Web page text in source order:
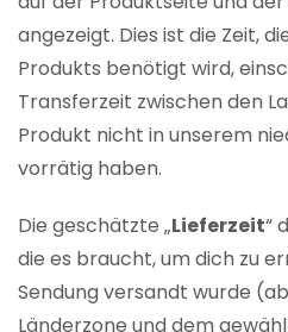
angezeigt. Dies ist die Zeit,
Produkts benötigt wird,
Transferzeit zwischen den
Produkt nicht in unserem
vorrätig haben.
Die geschätzte „Lieferzeit“
die es braucht, um dich zu
Sendung versandt wurde
Länderzone und dem